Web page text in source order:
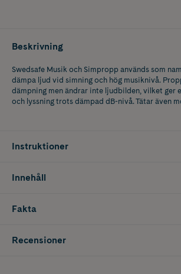
Beskrivning
Swedsafe Musik och Simpropp används som
dämpa ljud vid simning och hög musiknivå.
dämpning men ändrar inte ljudbilden, vilket ger
och lyssning trots dämpad dB-nivå. Tätar även
Instruktioner
Innehåll
Fakta
Recensioner